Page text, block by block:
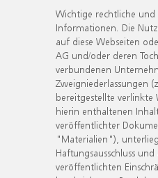
Wichtige rechtliche und
Informationen. Die
auf diese Webseiten
AG und/oder deren
verbundenen
Zweigniederlassungen
bereitgestellte verlinkte
hierin enthaltenen
veröffentlichter
"Materialien"),
Haftungsausschluss
veröffentlichten